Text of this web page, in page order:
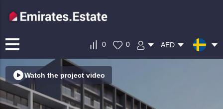
0 0 AED
Watch the project video